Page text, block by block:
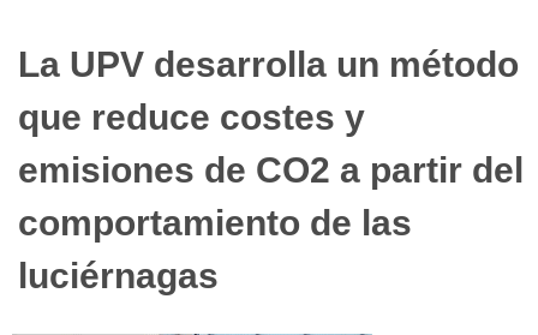
La UPV desarrolla un método
que reduce costes y
emisiones de CO2 a partir del
comportamiento de las
luciérnagas